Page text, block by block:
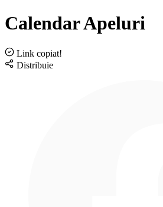
Calendar Apeluri
Link copiat!
Distribuie